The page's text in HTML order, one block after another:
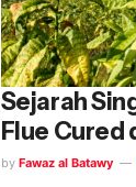
Sejarah
Flue Cured
by Fawaz al Batawy